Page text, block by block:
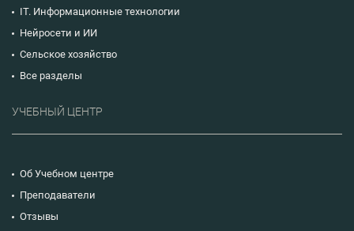
IT. Информационные технологии
Нейросети и ИИ
Сельское хозяйство
Все разделы
УЧЕБНЫЙ ЦЕНТР
Об Учебном центре
Преподаватели
Отзывы